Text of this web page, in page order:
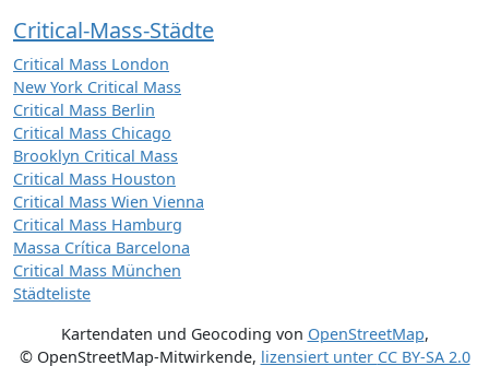
Critical-Mass-Städte
Critical Mass London
New York Critical Mass
Critical Mass Berlin
Critical Mass Chicago
Brooklyn Critical Mass
Critical Mass Houston
Critical Mass Wien Vienna
Critical Mass Hamburg
Massa Crítica Barcelona
Critical Mass München
Städteliste
Kartendaten und Geocoding von OpenStreetMap,
© OpenStreetMap-Mitwirkende, lizensiert unter CC BY-SA 2.0